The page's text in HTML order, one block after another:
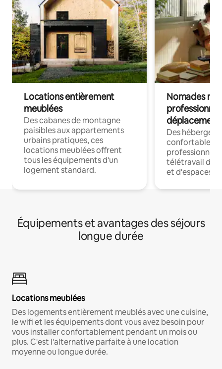
Locations entièrement
meublées
Des cabanes de montagne
paisibles aux appartements
urbains pratiques, ces
locations meublées offrent
tous les équipements d'un
logement standard.
Nomades
déplacement
Des
confortables
professionnels
télétravail
et d'espaces
Équipements et avantages des séjours
longue durée
Locations meublées
Des logements entièrement meublés avec une cuisine,
le wifi et les équipements dont vous avez besoin pour
vous installer confortablement pendant un mois ou
plus. C'est l'alternative parfaite à une location
moyenne ou longue durée.